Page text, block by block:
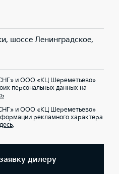
шоссе Ленинградское,
и ООО «КЦ Шереметьево»
персональных данных на
и ООО «КЦ Шереметьево»
рекламного характера
.
дилеру